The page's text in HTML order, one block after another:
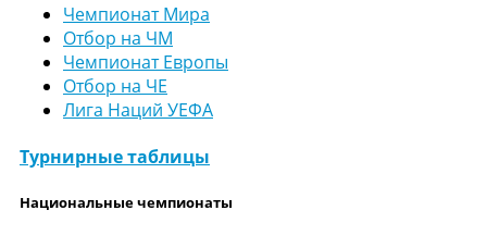
Чемпионат Мира
Отбор на ЧМ
Чемпионат Европы
Отбор на ЧЕ
Лига Наций УЕФА
Турнирные таблицы
Национальные чемпионаты